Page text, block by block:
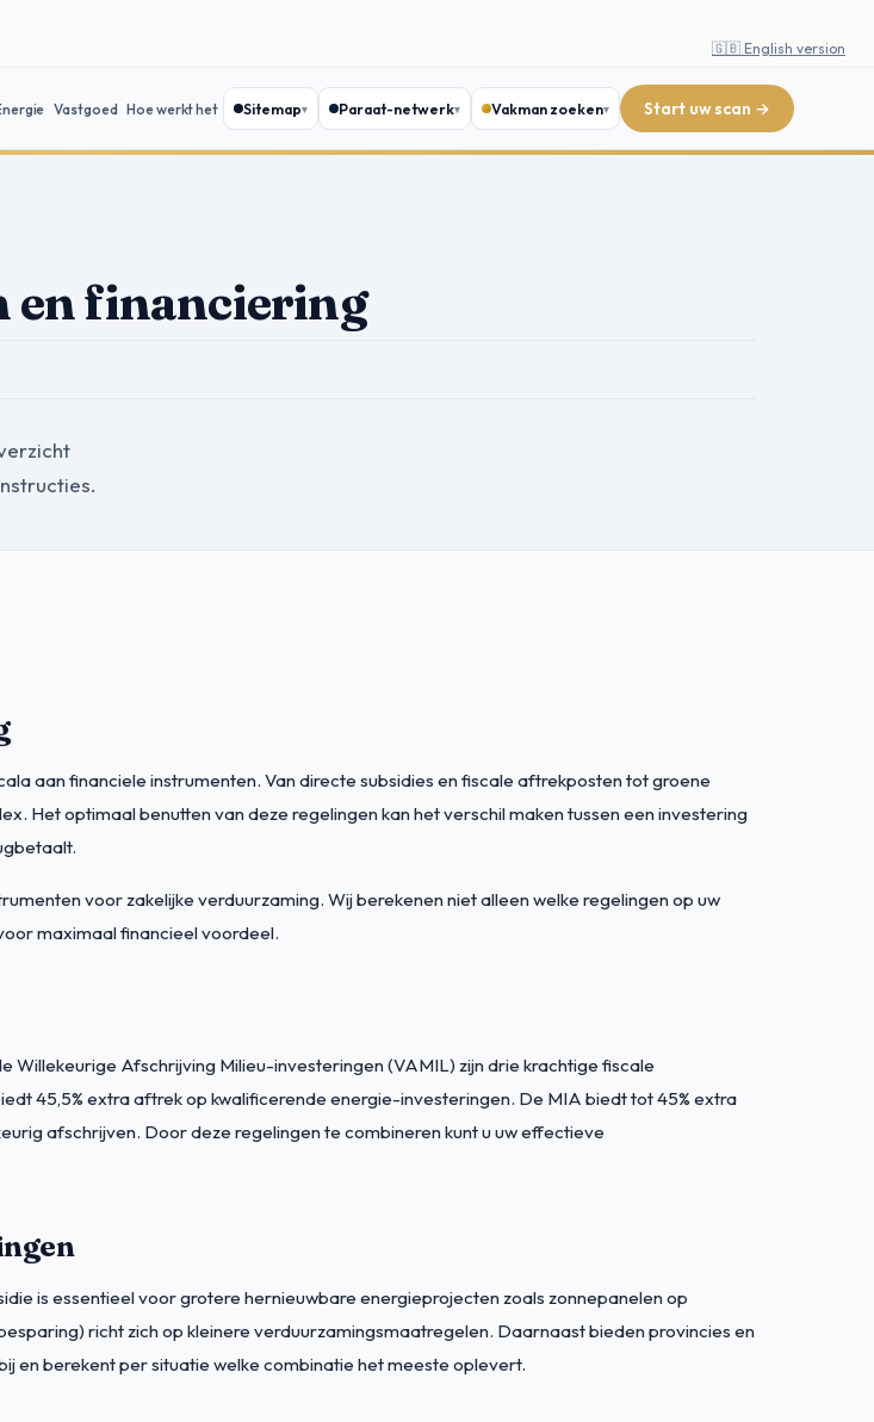
🇬🇧 English version
Vastgoed Hoe werkt het Sitemap Paraat-netwerk Vakman zoeken Start uw scan →
en financiering
aan financiele instrumenten. Van directe subsidies en fiscale aftrekposten tot groene
Het optimaal benutten van deze regelingen kan het verschil maken tussen een investering
voor zakelijke verduurzaming. Wij berekenen niet alleen welke regelingen op uw
maximaal financieel voordeel.
Afschrijving Milieu-investeringen (VAMIL) zijn drie krachtige fiscale
45,5% extra aftrek op kwalificerende energie-investeringen. De MIA biedt tot 45% extra
afschrijven. Door deze regelingen te combineren kunt u uw effectieve
is essentieel voor grotere hernieuwbare energieprojecten zoals zonnepanelen op
richt zich op kleinere verduurzamingsmaatregelen. Daarnaast bieden provincies en
en berekent per situatie welke combinatie het meeste oplevert.